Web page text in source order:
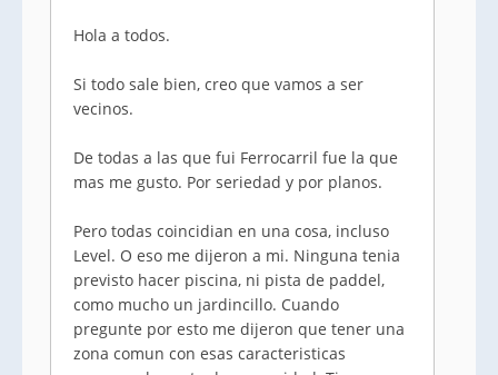
Hola a todos.
Si todo sale bien, creo que vamos a ser
vecinos.
De todas a las que fui Ferrocarril fue la que
mas me gusto. Por seriedad y por planos.
Pero todas coincidian en una cosa, incluso
Level. O eso me dijeron a mi. Ninguna tenia
previsto hacer piscina, ni pista de paddel,
como mucho un jardincillo. Cuando
pregunte por esto me dijeron que tener una
zona comun con esas caracteristicas